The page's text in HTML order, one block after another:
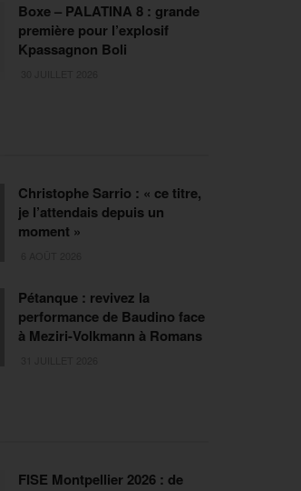
Boxe – PALATINA 8 : grande
première pour l’explosif
Kpassagnon Boli
Christophe Sarrio : « ce titre,
je l’attendais depuis un
moment »
Pétanque : revivez la
performance de Baudino face
à Meziri-Volkmann à Romans
FISE Montpellier 2026 : de